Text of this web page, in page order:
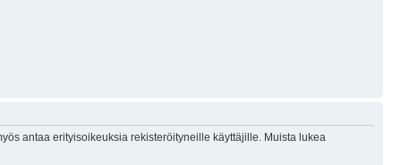
antaa erityisoikeuksia rekisteröityneille käyttäjille. Muista lukea